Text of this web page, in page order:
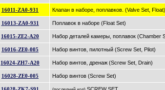
16011-ZA0-931 Клапан в наборе, поплавков. (Valve Set, Float)
16013-ZA0-931 Поплавок в наборе (Float Set)
16015-ZE2-A20 Набор деталей камеры, поплавок (Chamber
16016-ZE0-005 Набор винтов, пилотный (Screw Set, Pilot)
16024-ZH7-A20 Набор винтов, дренаж (Screw Set, Drain)
16028-ZE0-005 Набор винтов (Screw Set)